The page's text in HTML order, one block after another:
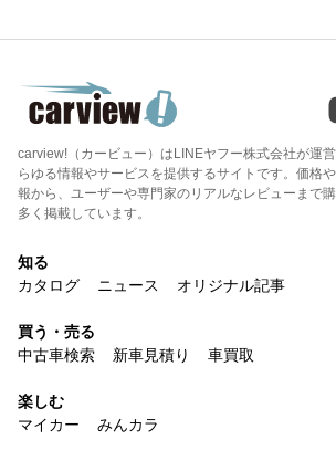
carview!（カービュー）はLINEヤフー株式会社が運
らゆる情報やサービスを提供するサイトです。価格
報から、ユーザーや専門家のリアルなレビューまで
多く掲載しています。
知る
カタログ
ニュース オリジナル記事
買う・売る
中古車検索
新車見積り 車買取
楽しむ
マイカー
みんカラ